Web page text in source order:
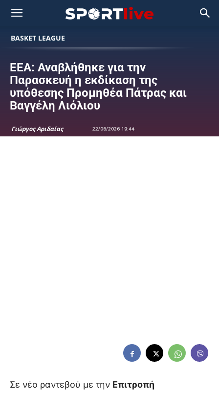
BASKET LEAGUE
ΕΕΑ: Αναβλήθηκε για την
Παρασκευή η εκδίκαση της
υπόθεσης Προμηθέα Πάτρας και
Βαγγέλη Λιόλιου
Γιώργος Αριδαίας 22/06/2026 19:44
Σε νέο ραντεβού με την Επιτροπή